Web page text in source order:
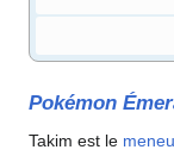
Pokémon
Takim est le